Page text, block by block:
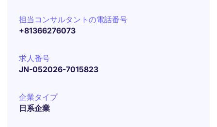
担当コンサルタントの電話番号
+81366276073
求人番号
JN-052026-7015823
企業タイプ
日系企業